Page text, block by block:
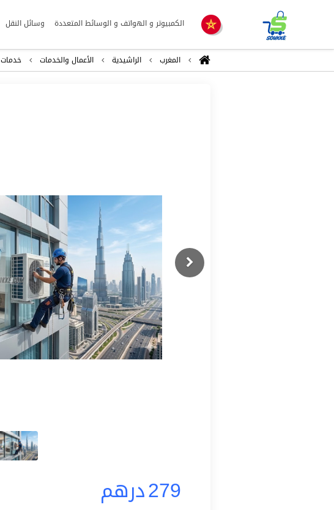
الكمبيوتر و الهواتف و الوسائط المتعددة وسائل النقل
المغرب الراشيدية اﻷعمال والخدمات خدمات
Previous
279درهم